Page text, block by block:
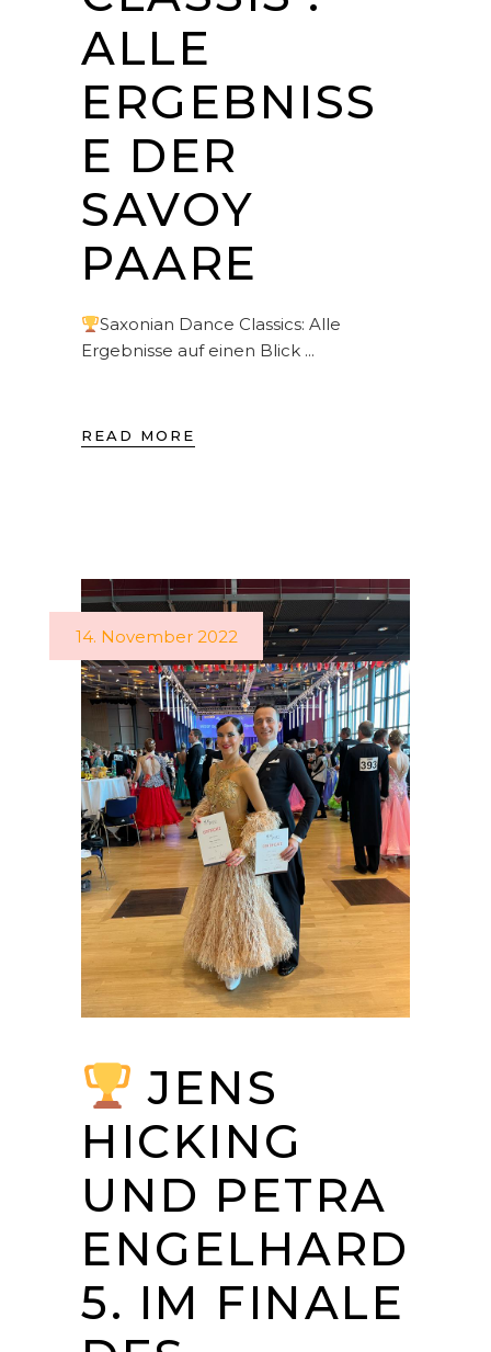
ALLE
ERGEBNISS
E DER
SAVOY
PAARE
Saxonian Dance Classics: Alle
Ergebnisse auf einen Blick
READ MORE
14. November 2022
JENS
HICKING
UND PETRA
ENGELHARD
5. IM FINALE